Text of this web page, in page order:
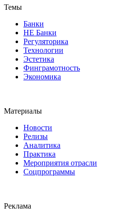
Темы
Банки
НЕ Банки
Регуляторика
Технологии
Эстетика
Финграмотность
Экономика
Материалы
Новости
Релизы
Аналитика
Практика
Мероприятия отрасли
Соцпрограммы
Реклама